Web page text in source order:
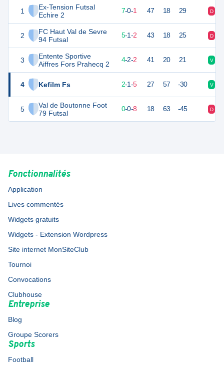
1
Ex-Tension Futsal
Echire 2
2
FC Haut Val de Sevre
94 Futsal
3
Entente Sportive
Aiffres Fors Prahecq 2
4 Kefilm Fs
5
Val de Boutonne Foot
79 Futsal
21 7-0-1 47 18 29 D
16 8 5-1-2 43 18 25 D
14 8 4-2-2 41 20 21 V
2-1-5 27 57 -30 V
0 8 0-0-8 18 63 -45 D
Fonctionnalités
Application
Lives commentés
Widgets gratuits
Widgets - Extension Wordpress
Site internet MonSiteClub
Tournoi
Convocations
Clubhouse
Entreprise
Blog
Groupe Scorers
Sports
Football